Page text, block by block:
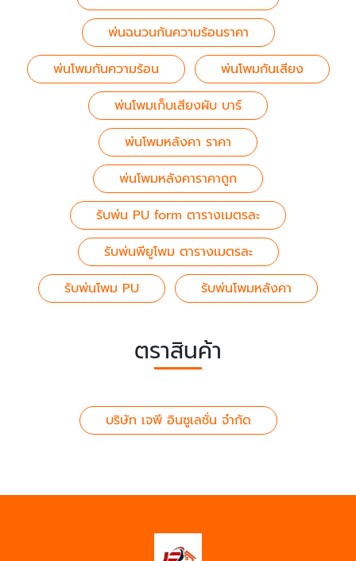
พ่นฉนวนกันความร้อนราคา
พ่นโพมกันความร้อน
พ่นโพมกันเสียง
พ่นโพมเก็บเสียงผับ บาร์
พ่นโพมหลังคา ราคา
พ่นโพมหลังคาราคาถูก
รับพ่น PU form ตารางเมตรละ
รับพ่นพียูโพม ตารางเมตรละ
รับพ่นโพม PU
รับพ่นโพมหลังคา
ตราสินค้า
บริษัท เจพี อินซูเลชั่น จำกัด